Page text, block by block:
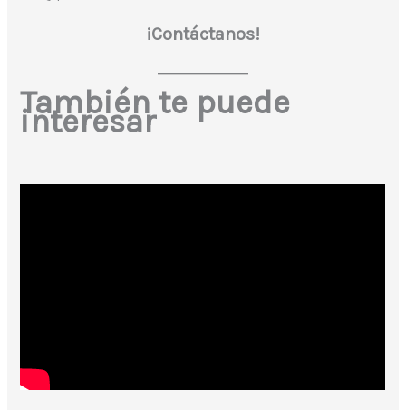
¡Contáctanos!
También te puede
interesar